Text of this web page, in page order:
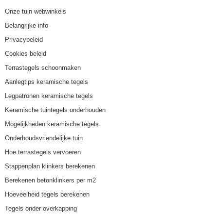
Onze tuin webwinkels
Belangrijke info
Privacybeleid
Cookies beleid
Terrastegels schoonmaken
Aanlegtips keramische tegels
Legpatronen keramische tegels
Keramische tuintegels onderhouden
Mogelijkheden keramische tegels
Onderhoudsvriendelijke tuin
Hoe terrastegels vervoeren
Stappenplan klinkers berekenen
Berekenen betonklinkers per m2
Hoeveelheid tegels berekenen
Tegels onder overkapping